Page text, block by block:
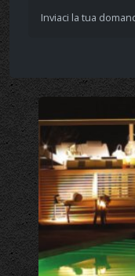
Inviaci la tua